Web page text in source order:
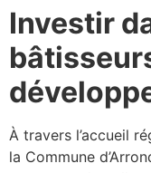
Investir
À travers l’accueil
la Commune